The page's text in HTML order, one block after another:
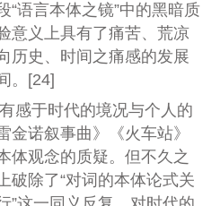
“语言本体之镜”中的黑暗质
意义上具有了痛苦、荒凉
历史、时间之痛感的发展
。[24]
于时代的境况与个人的
金诺叙事曲》《火车站》
体观念的质疑。但不久之
破除了“对词的本体论式关